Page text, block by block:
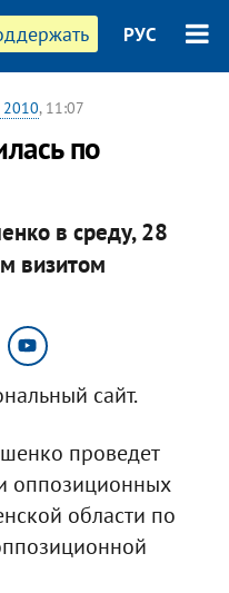
РУС
2010, 11:07
по
в среду, 28
визитом
сайт.
проведет
оппозиционных
области по